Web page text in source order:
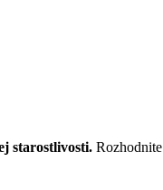
starostlivosti.